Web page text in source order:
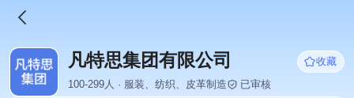
凡特思集团有限公司
收藏
100-299人 · 服装、纺织、皮革制造
已审核